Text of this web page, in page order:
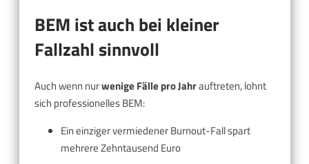
BEM ist auch bei kleiner
Fallzahl sinnvoll
Auch wenn nurwenige Fälle pro Jahrauftreten, lohnt
sich professionelles BEM:
Ein einziger vermiedener Burnout-Fall spart
mehrere Zehntausend Euro